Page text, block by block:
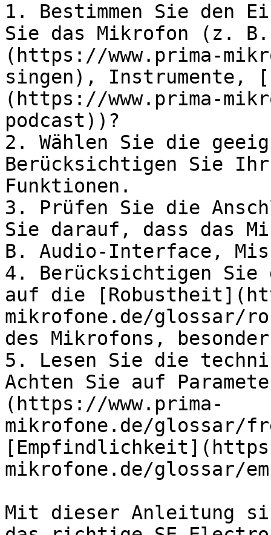
1. Bestimmen Sie den
Sie das Mikrofon (z. B.
(https://www.prima-
singen), Instrumente,
(https://www.prima-
podcast))?
2. Wählen Sie die
Berücksichtigen Sie Ihr
Funktionen.
3. Prüfen Sie die
Sie darauf, dass das
B. Audio-Interface,
4. Berücksichtigen Sie
auf die
mikrofone.de/glossar/
des Mikrofons,
5. Lesen Sie die
Achten Sie auf
(https://www.prima-
mikrofone.de/glossar/
mikrofone.de/glossar/
Mit dieser Anleitung